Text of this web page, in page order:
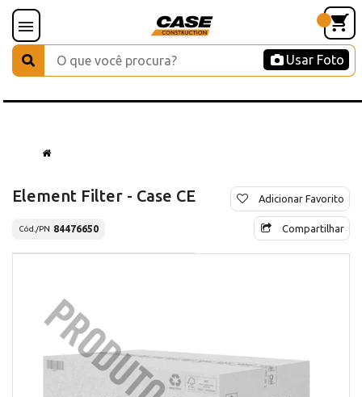
Usar Foto
Element Filter - Case CE
Cód./PN 84476650
Adicionar Favorito
Compartilhar